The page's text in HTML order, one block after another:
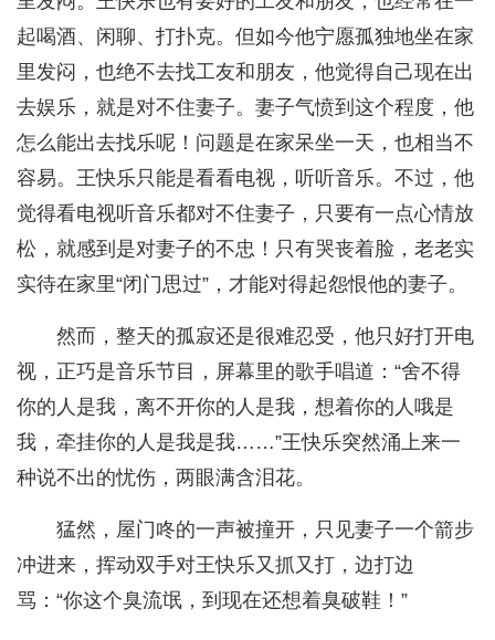
起喝酒、闲聊、打扑克。但如今他宁愿孤独地坐在家
里发闷，也绝不去找工友和朋友，他觉得自己现在出
去娱乐，就是对不住妻子。妻子气愤到这个程度，他
怎么能出去找乐呢！问题是在家呆坐一天，也相当不
容易。王快乐只能是看看电视，听听音乐。不过，他
觉得看电视听音乐都对不住妻子，只要有一点心情放
松，就感到是对妻子的不忠！只有哭丧着脸，老老实
实待在家里“闭门思过”，才能对得起怨恨他的妻子。
然而，整天的孤寂还是很难忍受，他只好打开电
视，正巧是音乐节目，屏幕里的歌手唱道：“舍不得
你的人是我，离不开你的人是我，想着你的人哦是
我，牵挂你的人是我是我……”王快乐突然涌上来一
种说不出的忧伤，两眼满含泪花。
猛然，屋门咚的一声被撞开，只见妻子一个箭步
冲进来，挥动双手对王快乐又抓又打，边打边
骂：“你这个臭流氓，到现在还想着臭破鞋！”